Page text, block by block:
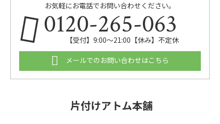
お気軽にお電話でお問い合わせください。
0120-265-063
【受付】9:00〜21:00【休み】不定休
メールでのお問い合わせはこちら
片付けアトム本舗